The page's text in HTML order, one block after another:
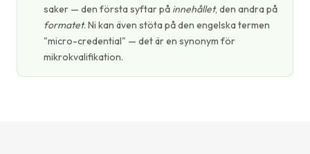
saker — den första syftar på innehållet, den andra på
formatet. Ni kan även stöta på den engelska termen
"micro-credential" — det är en synonym för
mikrokvalifikation.